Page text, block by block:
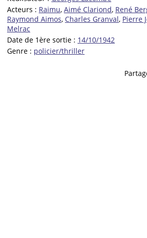
Acteurs : Raimu, Aimé Clariond, René
Raymond Aimos, Charles Granval, Pierre
Melrac
Date de 1ère sortie : 14/10/1942
Genre : policier/thriller